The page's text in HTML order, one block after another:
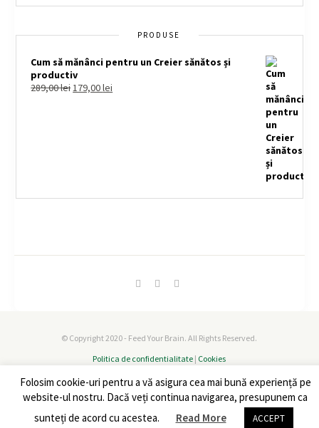
PRODUSE
Cum să mănânci pentru un Creier sănătos și
productiv
289,00lei 179,00lei
© Copyright 2020 - Feed Your Brain. All Rights Reserved.
Politica de confidentialitate | Cookies
Folosim cookie-uri pentru a vă asigura cea mai bună experiență pe
website-ul nostru. Dacă veți continua navigarea, presupunem ca
sunteți de acord cu acestea.
Read More ACCEPT